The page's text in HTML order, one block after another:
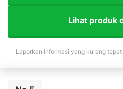
Lihat produk
Laporkan informasi yang kurang tepat